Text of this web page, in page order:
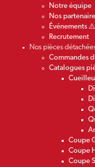
Notre équipe
Nos
Événements ⚠️
Recrutement
Nos pièces
Commandes
Catalogues
Coupe
Coupe
Coupe